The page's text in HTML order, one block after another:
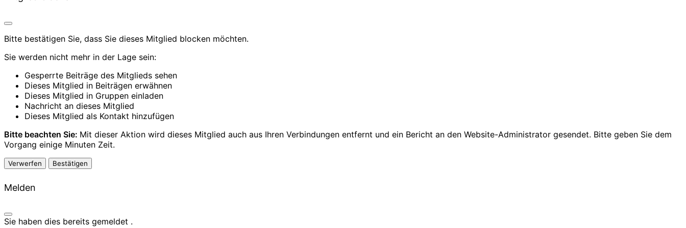
Bitte bestätigen Sie, dass Sie dieses Mitglied blocken möchten.
Sie werden nicht mehr in der Lage sein:
Gesperrte Beiträge des Mitglieds sehen
Dieses Mitglied in Beiträgen erwähnen
Dieses Mitglied in Gruppen einladen
Nachricht an dieses Mitglied
Dieses Mitglied als Kontakt hinzufügen
Bitte beachten Sie: Mit dieser Aktion wird dieses Mitglied auch aus Ihren Verbindungen entfernt und ein Bericht an den Website-Administrator gesendet. Bitte geben Sie dem
Vorgang einige Minuten Zeit.
Bestätigen
Melden
Sie haben dies bereits gemeldet .